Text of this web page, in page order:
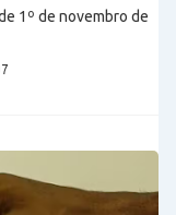
1º de novembro de